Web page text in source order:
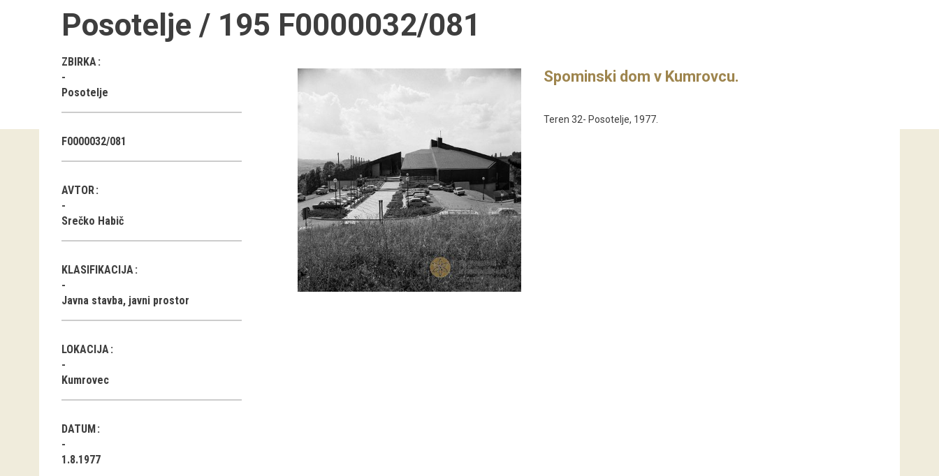
Posotelje / 195 F0000032/081
ZBIRKA
Posotelje
F0000032/081
AVTOR
Srečko Habič
KLASIFIKACIJA
Javna stavba, javni prostor
LOKACIJA
Kumrovec
DATUM
1.8.1977
Spominski dom v Kumrovcu.
Teren 32- Posotelje, 1977.